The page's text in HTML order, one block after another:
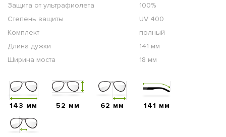
Защита от ультрафиолета
100%
Степень защиты
UV 400
Комплект
полный
Длина дужки
141 мм
Ширина моста
18 мм
143 мм 52 мм 62 мм 141 мм